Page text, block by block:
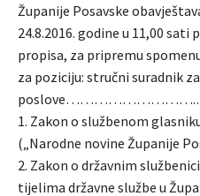
Županije Posavske
24.8.2016. godine u 11,00
propisa, za pripremu
za poziciju: stručni suradnik
poslove……………………….…
1. Zakon o službenom
(„Narodne novine Županije
2. Zakon o državnim
tijelima državne službe u